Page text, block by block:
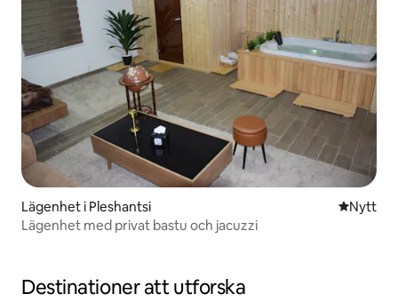
Lägenhet i Pleshantsi NyttNytt
Lägenhet med privat bastu och jacuzzi
Destinationer att utforska